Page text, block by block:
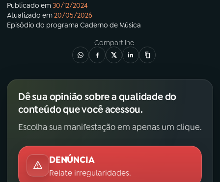
Publicado em30/12/2024
Atualizado em20/05/2026
Episódio do programa Caderno de Música
Compartilhe
Dê sua opinião sobre a qualidade do
conteúdo que você acessou.
Escolha sua manifestação em apenas um clique.
DENÚNCIA
Relate irregularidades.